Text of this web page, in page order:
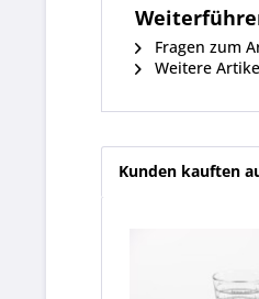
Fragen zum
Weitere
Kunden kauften